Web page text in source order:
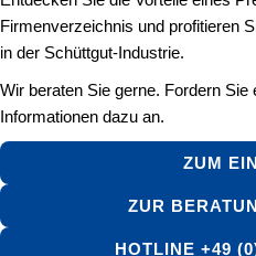
Firmenverzeichnis und profitieren
in der Schüttgut-Industrie.
Wir beraten Sie gerne. Fordern Sie
Informationen dazu an.
ZUM
ZUR
HOTLINE +49